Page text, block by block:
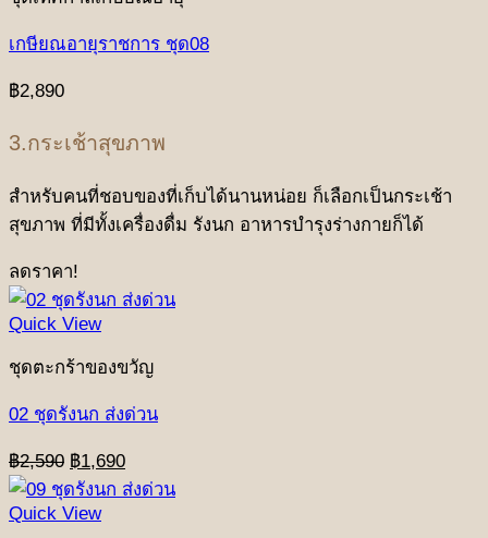
เกษียณอายุราชการ ชุด08
฿2,890
3.กระเช้าสุขภาพ
สำหรับคนที่ชอบของที่เก็บได้นานหน่อย ก็เลือกเป็นกระเช้า
สุขภาพ ที่มีทั้งเครื่องดื่ม รังนก อาหารบำรุงร่างกายก็ได้
ลดราคา!
Quick View
ชุดตะกร้าของขวัญ
02 ชุดรังนก ส่งด่วน
฿2,590 Original
price
was:
฿2,590.
฿1,690Current
price
is:
Quick View